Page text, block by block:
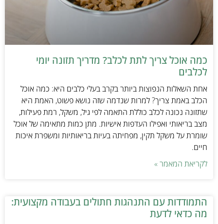
כמה אוכל צריך לתת לכלב? מדריך תזונה יומי
לכלבים
אחת השאלות הנפוצות ביותר בקרב בעלי כלבים היא: כמה אוכל
הכלב באמת צריך? למרות שנדמה שזה נושא פשוט, האמת היא
שתזונה נכונה לכלב כוללת התאמה לפי גיל, משקל, רמת פעילות,
מצב בריאותי ואפילו העדפות אישיות. מתן כמות מתאימה של אוכל
שומרת על משקל תקין, מפחיתה בעיות בריאותיות ומשפרת איכות
חיים.
לקריאת המאמר »
התמודדות עם התנהגות חתולים בעבודה מקצועית:
מה כדאי לדעת